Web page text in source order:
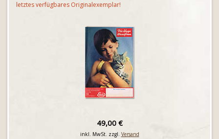
letztes verfügbares Originalexemplar!
49,00 €
inkl. MwSt. zzgl. Versand